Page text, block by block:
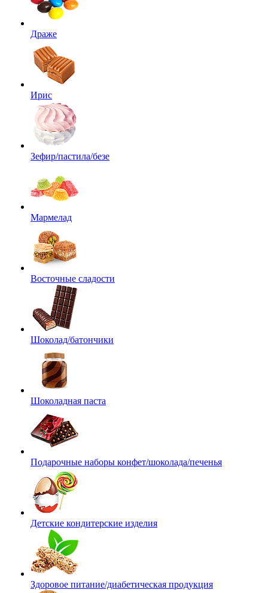
Драже
Ирис
Зефир/пастила/безе
Мармелад
Восточные сладости
Шоколад/батончики
Шоколадная паста
Подарочные наборы конфет/шоколада/печенья
Детские кондитерские изделия
Здоровое питание/диабетическая продукция